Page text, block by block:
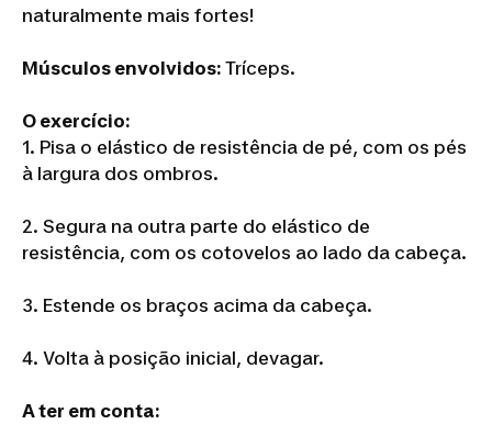
naturalmente mais fortes!
Músculos envolvidos: Tríceps.
O exercício:
1. Pisa o elástico de resistência de pé, com os pés
à largura dos ombros.
2. Segura na outra parte do elástico de
resistência, com os cotovelos ao lado da cabeça.
3. Estende os braços acima da cabeça.
4. Volta à posição inicial, devagar.
A ter em conta: